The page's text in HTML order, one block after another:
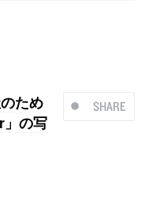
SHARE
ため
の写